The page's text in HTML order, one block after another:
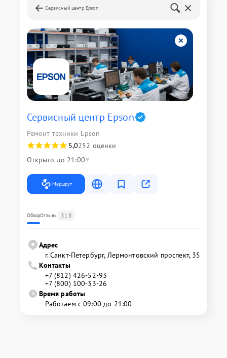
Сервисный центр Epson
Сервисный центр Epson
Ремонт техники Epson
5,0252 оценки
Открыто до 21:00
Маршрут
ОбзорОтзывы 318
Адрес
г. Санкт-Петербург, Лермонтовский проспект, 35
Контакты
+7 (812) 426-52-93
+7 (800) 100-33-26
Время работы
Работаем с 09:00 до 21:00